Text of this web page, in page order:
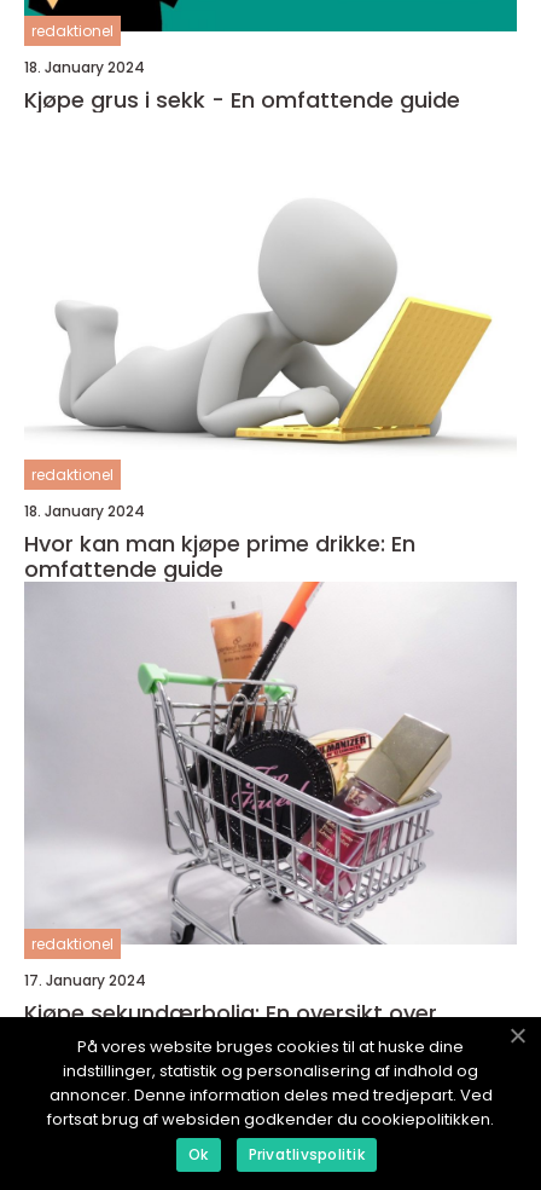
redaktionel
18. January 2024
Kjøpe grus i sekk - En omfattende guide
redaktionel
18. January 2024
Hvor kan man kjøpe prime drikke: En
omfattende guide
redaktionel
17. January 2024
Kjøpe sekundærbolig: En oversikt over
prosessen og ulike typer
På vores website bruges cookies til at huske dine
indstillinger, statistik og personalisering af indhold og
annoncer. Denne information deles med tredjepart. Ved
fortsat brug af websiden godkender du cookiepolitikken.
Ok Privatlivspolitik